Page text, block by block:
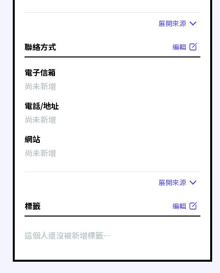
展開來源
聯絡方式 編輯
電子信箱
尚未新增
電話/地址
尚未新增
網站
尚未新增
展開來源
標籤 編輯
這個人還沒被新增標籤⋯